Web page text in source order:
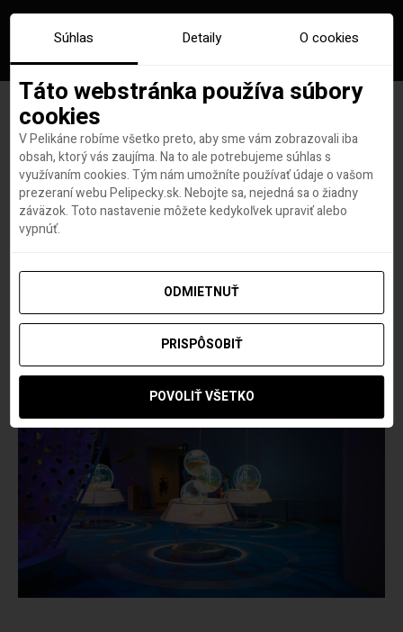
Čo zažiť na Expo 2020 Dubai s
deťmi? Tieto aktivity
nevynechajte
autorHana Hudson 28. OKTÓBRA 2021
Súhlas Detaily O cookies
Táto webstránka používa súbory
cookies
V Pelikáne robíme všetko preto, aby sme vám zobrazovali iba
obsah, ktorý vás zaujíma. Na to ale potrebujeme súhlas s
využívaním cookies. Tým nám umožníte používať údaje o vašom
prezeraní webu Pelipecky.sk. Nebojte sa, nejedná sa o žiadny
záväzok. Toto nastavenie môžete kedykoľvek upraviť alebo
vypnúť.
ODMIETNUŤ
PRISPÔSOBIŤ
POVOLIŤ VŠETKO